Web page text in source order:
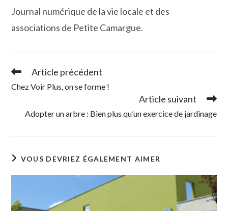
Journal numérique de la vie locale et des
associations de Petite Camargue.
Read
articles
Article précédent
Chez Voir Plus, on se forme !
Article suivant
Adopter un arbre : Bien plus qu’un exercice de jardinage
VOUS DEVRIEZ ÉGALEMENT AIMER